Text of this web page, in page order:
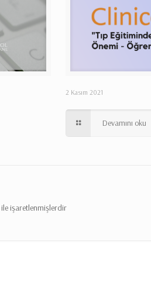
2 Kasım 2021
Devamını oku
ile işaretlenmişlerdir